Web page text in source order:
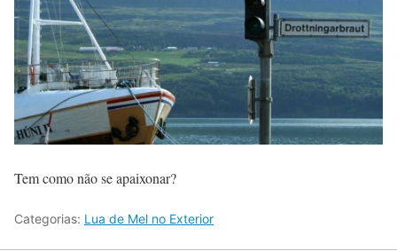
Tem como não se apaixonar?
Categorias: Lua de Mel no Exterior